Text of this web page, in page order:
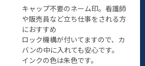
キャップ不要のネーム印。看護師
や販売員など立ち仕事をされる方
におすすめ
ロック機構が付いてますので、カ
バンの中に入れても安心です。
インクの色は朱色です。